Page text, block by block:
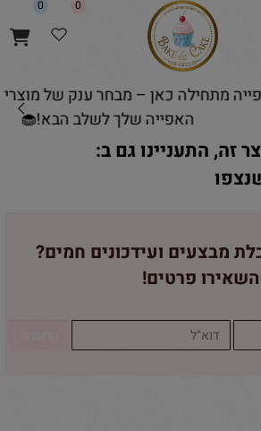
כאן – מבחר ענק של מוצרים שיקחו את
האפייה שלך לשלב הבא!🧁
0 0
זה, התעניינו גם ב:
מבצעים ועידכונים חמים?
השאירו פרטים!